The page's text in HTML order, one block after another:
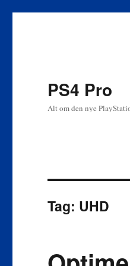
PS4 Pro
Alt om den nye
Tag: UHD